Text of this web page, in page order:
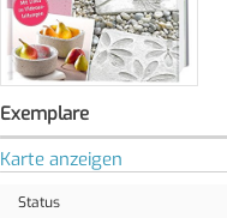
Exemplare
Karte anzeigen
Status